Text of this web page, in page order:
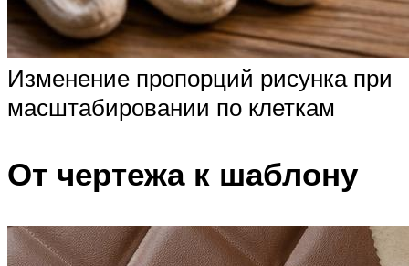
Изменение пропорций рисунка при
масштабировании по клеткам
От чертежа к шаблону